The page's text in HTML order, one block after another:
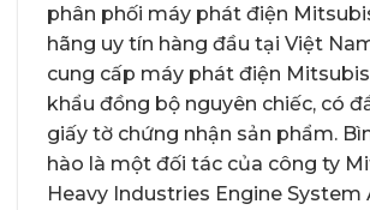
phân phối máy phát điện
hãng uy tín hàng đầu tại Việt
cung cấp máy phát điện
khẩu đồng bộ nguyên chiếc, có
giấy tờ chứng nhận sản phẩm.
hào là một đối tác của công ty
Heavy Industries Engine System